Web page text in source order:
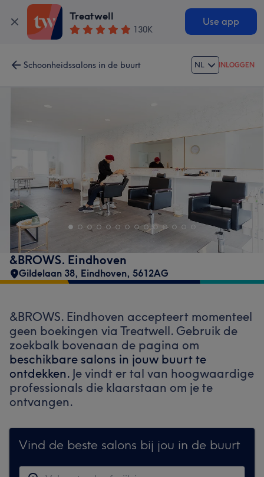
Treatwell
130K
Use app
Schoonheidssalons in de buurt NL INLOGGEN
&BROWS. Eindhoven
Gildelaan 38, Eindhoven, 5612AG
&BROWS. Eindhoven accepteert momenteel
geen boekingen via Treatwell. Gebruik de
zoekbalk bovenaan de pagina om
beschikbare salons in jouw buurt te
ontdekken. Je vindt er tal van hoogwaardige
professionals die klaarstaan om je te
ontvangen.
Vind de beste salons bij jou in de buurt